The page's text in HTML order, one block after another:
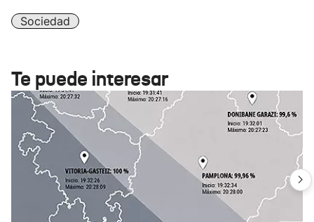
Sociedad
Te puede interesar